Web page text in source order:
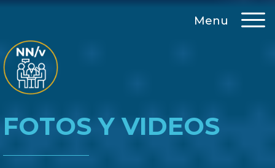
Menu
FOTOS Y VIDEOS